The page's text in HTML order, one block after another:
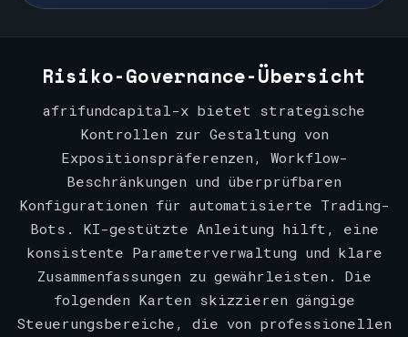
Risiko-Governance-Übersicht
afrifundcapital-x bietet strategische
Kontrollen zur Gestaltung von
Expositionspräferenzen, Workflow-
Beschränkungen und überprüfbaren
Konfigurationen für automatisierte Trading-
Bots. KI-gestützte Anleitung hilft, eine
konsistente Parameterverwaltung und klare
Zusammenfassungen zu gewährleisten. Die
folgenden Karten skizzieren gängige
Steuerungsbereiche, die von professionellen